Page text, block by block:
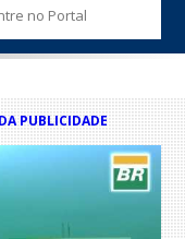
PUBLICIDADE